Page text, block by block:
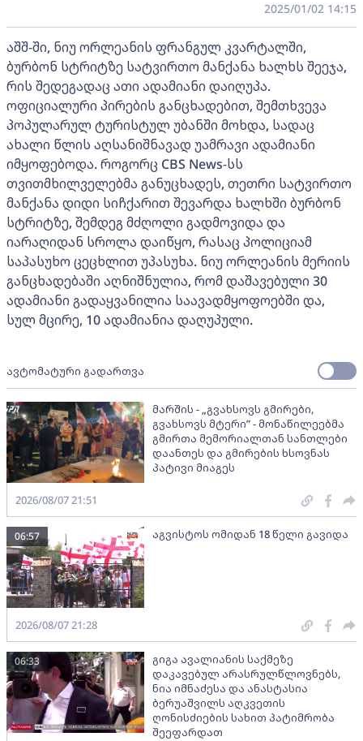
2025/01/02 14:15
აშშ-ში, ნიუ ორლეანის ფრანგულ კვარტალში,
ბურბონ სტრიტზე სატვირთო მანქანა ხალხს შეეჯა,
რის შედეგადაც ათი ადამიანი დაიღუპა.
ოფიციალური პირების განცხადებით, შემთხვევა
პოპულარულ ტურისტულ უბანში მოხდა, სადაც
ახალი წლის აღსანიშნავად უამრავი ადამიანი
იმყოფებოდა. როგორც CBS News-სს
თვითმხილველებმა განუცხადეს, თეთრი სატვირთო
მანქანა დიდი სიჩქარით შევარდა ხალხში ბურბონ
სტრიტზე, შემდეგ მძღოლი გადმოვიდა და
იარაღიდან სროლა დაიწყო, რასაც პოლიციამ
საპასუხო ცეცხლით უპასუხა. ნიუ ორლეანის მერიის
განცხადებაში აღნიშნულია, რომ დაშავებული 30
ადამიანი გადაყვანილია საავადმყოფოებში და,
სულ მცირე, 10 ადამიანია დაღუპული.
ავტომატური გადართვა
მარშის - „გვახსოვს გმირები,
გვახსოვს მტერი” - მონაწილეებმა
გმირთა მემორიალთან სანთლები
დაანთეს და გმირების ხსოვნას
პატივი მიაგეს
2026/08/07 21:51
აგვისტოს ომიდან 18 წელი გავიდა
06:57
2026/08/07 21:28
გიგა ავალიანის საქმეზე
დაკავებულ არასრულწლოვნებს,
ნია იმნაძესა და ანასტასია
ბერუაშვილს აღკვეთის
ღონისძიების სახით პატიმრობა
შეეფარდათ
06:33